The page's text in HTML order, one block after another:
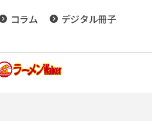
コラム
デジタル冊子